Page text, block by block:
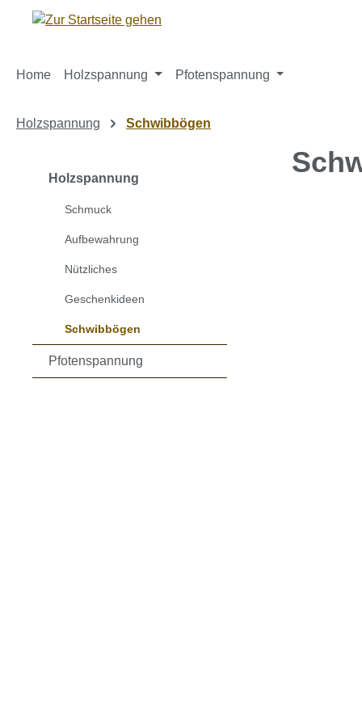
Hauptinhalt springen
Zur Suche springen
Zur Hauptnavigation springen
Home Holzspannung Pfotenspannung
Holzspannung Schwibbögen
Holzspannung
Schmuck
Aufbewahrung
Nützliches
Geschenkideen
Schwibbögen
Pfotenspannung